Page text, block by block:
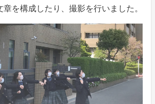
を構成したり、撮影を行いました。